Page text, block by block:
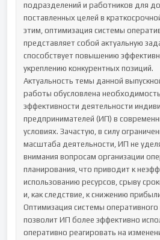
подразделений и работников для
поставленных целей в
этим, оптимизация системы
представляет собой актуальную
способствует повышению
укреплению конкурентных позиций.
Актуальность темы данной
работы обусловлена
эффективности деятельности
предпринимателей (ИП) в
условиях. Зачастую, в силу
масштаба деятельности, ИП не
внимания вопросам организации
планирования, что приводит к
использованию ресурсов, срыву
и, как следствие, к снижению
Оптимизация системы оперативного
позволит ИП более эффективно
оперативно реагировать на